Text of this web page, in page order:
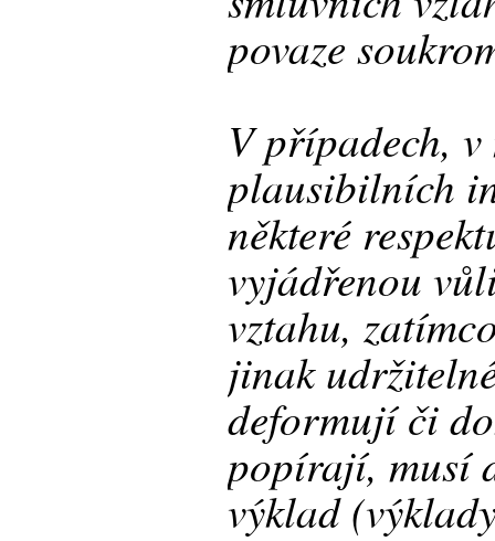
povaze
V případech,
plausibilních
některé
vyjádřenou
vztahu,
jinak
deformují či
popírají, musí
výklad